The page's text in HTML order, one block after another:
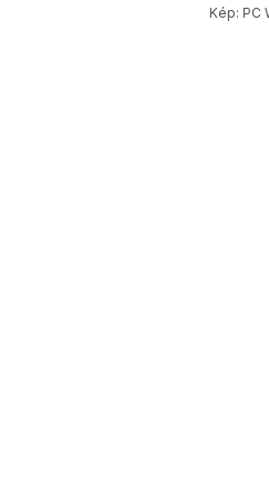
Kép: PC